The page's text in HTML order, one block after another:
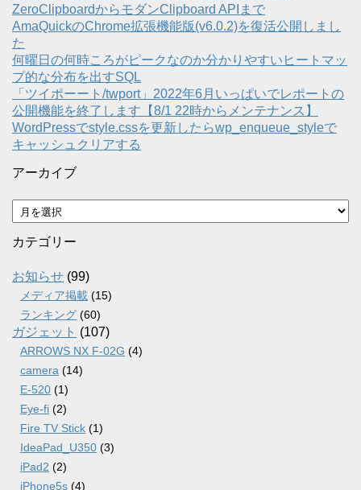
ZeroClipboardからモダンClipboard APIまで
AmaQuickのChrome拡張機能版(v6.0.2)を復活公開しまし
た
何曜日の何時ころがピークなのか分かりやすいヒートマッ
プ的な分布を出すSQL
「ツイポーート/twport」2022年6月いっぱいでレポートの
公開機能を終了します【8/1 22時からメンテナンス】
WordPressでstyle.cssを更新したらwp_enqueue_styleで
キャッシュクリアする
アーカイブ
ア
ー
カ
ブ
カテゴリー
お知らせ (99)
メディア掲載 (15)
ランキング (60)
ガジェット (107)
ARROWS NX F-02G (4)
camera (14)
E-520 (1)
Eye-fi (2)
Fire TV Stick (1)
IdeaPad_U350 (3)
iPad2 (2)
iPhone5s (4)